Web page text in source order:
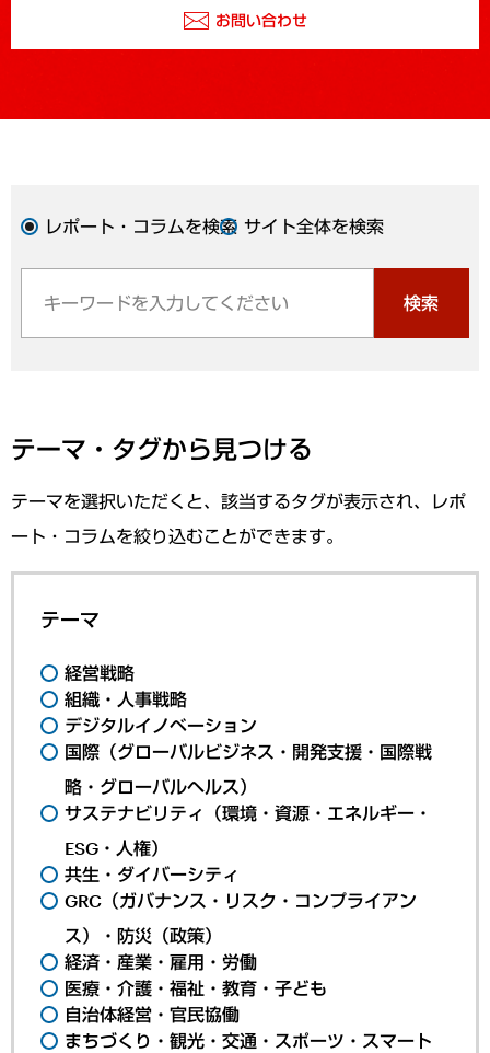
お問い合わせ
レポート・コラムを検索 サイト全体を検索
検索
テーマ・タグから見つける
テーマを選択いただくと、該当するタグが表示され、レポ
ート・コラムを絞り込むことができます。
テーマ
経営戦略
組織・人事戦略
デジタルイノベーション
国際（グローバルビジネス・開発支援・国際戦
略・グローバルヘルス）
サステナビリティ（環境・資源・エネルギー・
ESG・人権）
共生・ダイバーシティ
GRC（ガバナンス・リスク・コンプライアン
ス）・防災（政策）
経済・産業・雇用・労働
医療・介護・福祉・教育・子ども
自治体経営・官民協働
まちづくり・観光・交通・スポーツ・スマート